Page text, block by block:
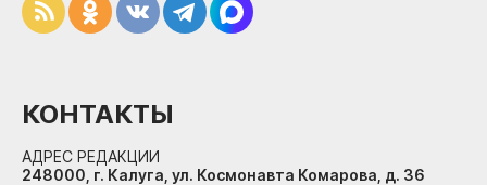
КОНТАКТЫ
АДРЕС РЕДАКЦИИ
248000, г. Калуга, ул. Космонавта Комарова, д. 36